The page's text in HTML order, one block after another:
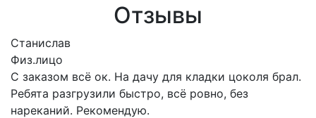
Отзывы
Станислав
Физ.лицо
С заказом всё ок. На дачу для кладки цоколя брал.
Ребята разгрузили быстро, всё ровно, без
нареканий. Рекомендую.